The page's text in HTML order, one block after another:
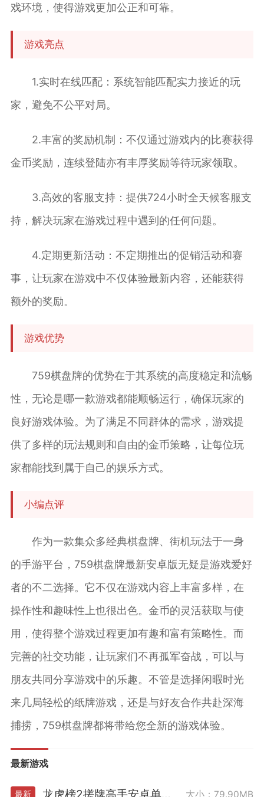
戏环境，使得游戏更加公正和可靠。
游戏亮点
1.实时在线匹配：系统智能匹配实力接近的玩
家，避免不公平对局。
2.丰富的奖励机制：不仅通过游戏内的比赛获得
金币奖励，连续登陆亦有丰厚奖励等待玩家领取。
3.高效的客服支持：提供724小时全天候客服支
持，解决玩家在游戏过程中遇到的任何问题。
4.定期更新活动：不定期推出的促销活动和赛
事，让玩家在游戏中不仅体验最新内容，还能获得
额外的奖励。
游戏优势
759棋盘牌的优势在于其系统的高度稳定和流畅
性，无论是哪一款游戏都能顺畅运行，确保玩家的
良好游戏体验。为了满足不同群体的需求，游戏提
供了多样的玩法规则和自由的金币策略，让每位玩
家都能找到属于自己的娱乐方式。
小编点评
作为一款集众多经典棋盘牌、街机玩法于一身
的手游平台，759棋盘牌最新安卓版无疑是游戏爱好
者的不二选择。它不仅在游戏内容上丰富多样，在
操作性和趣味性上也很出色。金币的灵活获取与使
用，使得整个游戏过程更加有趣和富有策略性。而
完善的社交功能，让玩家们不再孤军奋战，可以与
朋友共同分享游戏中的乐趣。不管是选择闲暇时光
来几局轻松的纸牌游戏，还是与好友合作共赴深海
捕捞，759棋盘牌都将带给您全新的游戏体验。
最新游戏
最新 龙虎榜2搓牌高手安卓单机版 大小：79.90MB